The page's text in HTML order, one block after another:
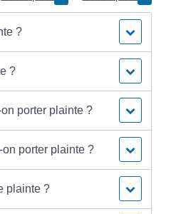
?
?
porter plainte ?
porter plainte ?
plainte ?